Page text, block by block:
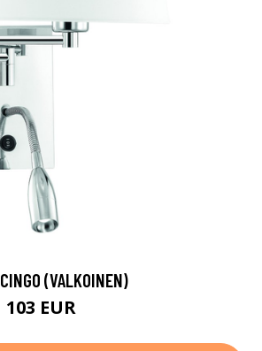
CINGO (VALKOINEN)
103 EUR